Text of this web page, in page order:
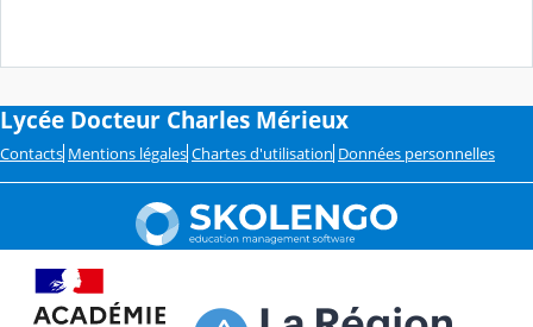
Lycée Docteur Charles Mérieux
Contacts Mentions légales Chartes d'utilisation Données personnelles